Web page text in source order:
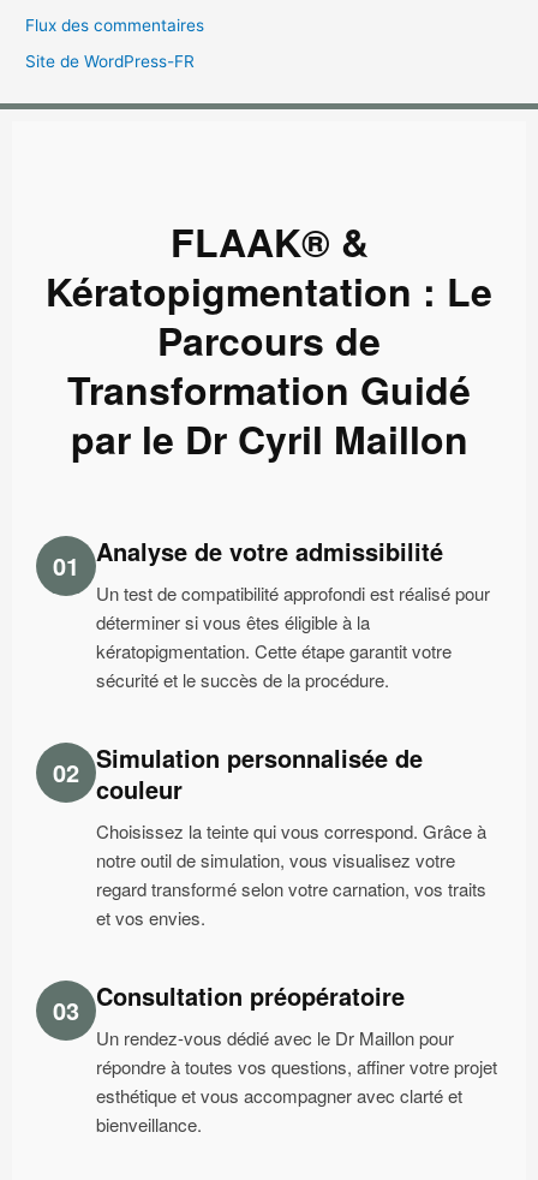
Flux des commentaires
Site de WordPress-FR
FLAAK® &
Kératopigmentation : Le
Parcours de
Transformation Guidé
par le Dr Cyril Maillon
01 Analyse de votre admissibilité
Un test de compatibilité approfondi est réalisé pour
déterminer si vous êtes éligible à la
kératopigmentation. Cette étape garantit votre
sécurité et le succès de la procédure.
02 Simulation personnalisée de
couleur
Choisissez la teinte qui vous correspond. Grâce à
notre outil de simulation, vous visualisez votre
regard transformé selon votre carnation, vos traits
et vos envies.
03 Consultation préopératoire
Un rendez-vous dédié avec le Dr Maillon pour
répondre à toutes vos questions, affiner votre projet
esthétique et vous accompagner avec clarté et
bienveillance.